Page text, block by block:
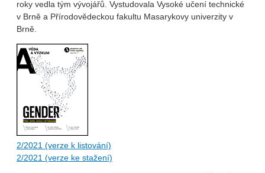
roky vedla tým vývojářů. Vystudovala Vysoké učení technické
v Brně a Přírodovědeckou fakultu Masarykovy univerzity v
Brně.
2/2021 (verze k listování)
2/2021 (verze ke stažení)